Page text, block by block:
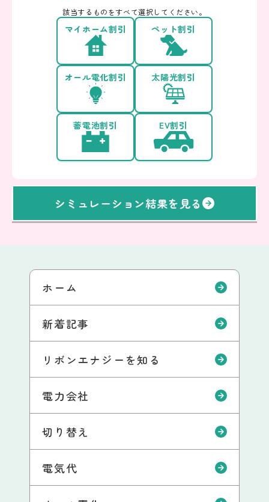
該当するものをすべて選択してください。
マイホーム割引 ペット割引
オール電化割引 太陽光割引
蓄電池割引 EV割引
シミュレーション結果を見る
ホーム
新着記事
リボンエナジーを知る
電力会社
切り替え
電気代